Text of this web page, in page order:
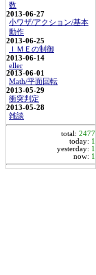
数
2013-06-27
小ワザ/アクション/基本
動作
2013-06-25
ＩＭＥの制御
2013-06-14
eller
2013-06-01
Math/平面回転
2013-05-29
衝突判定
2013-05-28
雑談
total: 2477
today: 1
yesterday: 1
now: 1